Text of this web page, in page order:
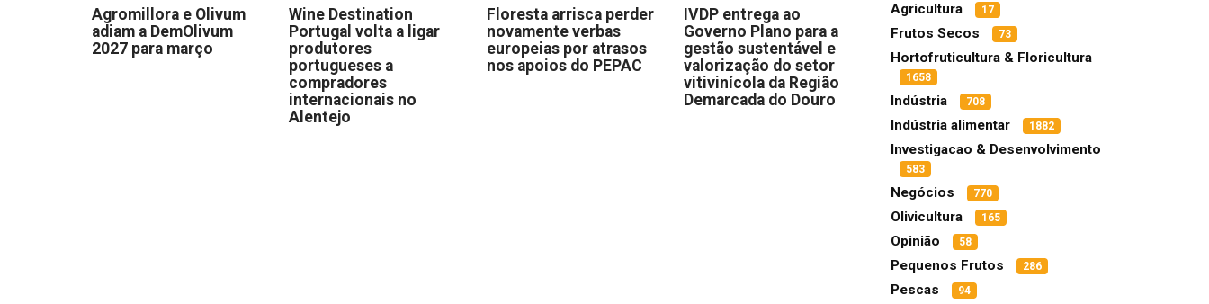
Agromillora e Olivum
adiam a DemOlivum
2027 para março
Wine Destination
Portugal volta a ligar
produtores
portugueses a
compradores
internacionais no
Alentejo
Floresta arrisca perder
novamente verbas
europeias por atrasos
nos apoios do PEPAC
IVDP entrega ao
Governo Plano para a
gestão sustentável e
valorização do setor
vitivinícola da Região
Demarcada do Douro
Agricultura
17
Frutos Secos 73
Hortofruticultura & Floricultura
1658
Indústria 708
Indústria alimentar 1882
Investigacao & Desenvolvimento
583
Negócios 770
Olivicultura 165
Opinião 58
Pequenos Frutos 286
Pescas 94